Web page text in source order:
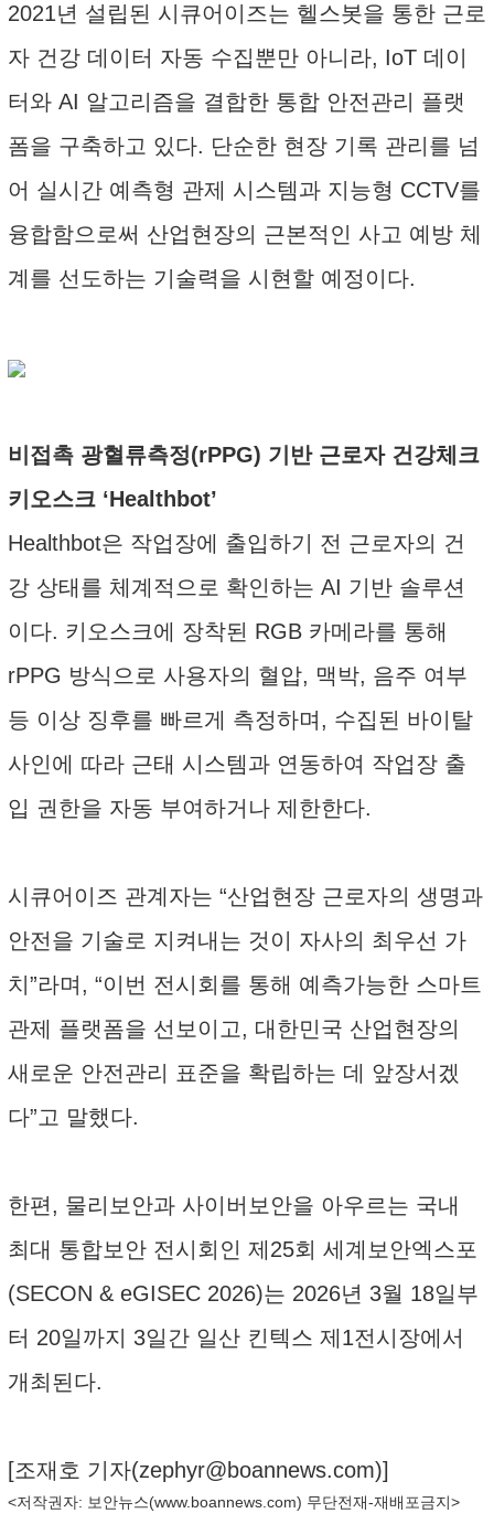
2021년 설립된 시큐어이즈는 헬스봇을 통한 근로
자 건강 데이터 자동 수집뿐만 아니라, IoT 데이
터와 AI 알고리즘을 결합한 통합 안전관리 플랫
폼을 구축하고 있다. 단순한 현장 기록 관리를 넘
어 실시간 예측형 관제 시스템과 지능형 CCTV를
융합함으로써 산업현장의 근본적인 사고 예방 체
계를 선도하는 기술력을 시현할 예정이다.
비접촉 광혈류측정(rPPG) 기반 근로자 건강체크
키오스크 ‘Healthbot’
Healthbot은 작업장에 출입하기 전 근로자의 건
강 상태를 체계적으로 확인하는 AI 기반 솔루션
이다. 키오스크에 장착된 RGB 카메라를 통해
rPPG 방식으로 사용자의 혈압, 맥박, 음주 여부
등 이상 징후를 빠르게 측정하며, 수집된 바이탈
사인에 따라 근태 시스템과 연동하여 작업장 출
입 권한을 자동 부여하거나 제한한다.
시큐어이즈 관계자는 “산업현장 근로자의 생명과
안전을 기술로 지켜내는 것이 자사의 최우선 가
치”라며, “이번 전시회를 통해 예측가능한 스마트
관제 플랫폼을 선보이고, 대한민국 산업현장의
새로운 안전관리 표준을 확립하는 데 앞장서겠
다”고 말했다.
한편, 물리보안과 사이버보안을 아우르는 국내
최대 통합보안 전시회인 제25회 세계보안엑스포
(SECON & eGISEC 2026)는 2026년 3월 18일부
터 20일까지 3일간 일산 킨텍스 제1전시장에서
개최된다.
[조재호 기자(zephyr@boannews.com)]
<저작권자: 보안뉴스(www.boannews.com) 무단전재-재배포금지>